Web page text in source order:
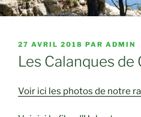
PUBLIÉ
LE
27 AVRIL 2018 PAR ADMIN
Les Calanques de
Voir ici les photos de notre